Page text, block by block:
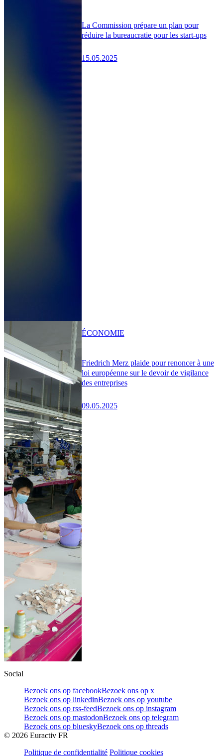
La Commission prépare un plan pour
réduire la bureaucratie pour les start-ups
15.05.2025
Friedrich Merz plaide pour renoncer à une
loi européenne sur le devoir de vigilance
des entreprises
09.05.2025
ÉCONOMIE
Social
Bezoek ons op facebookBezoek ons op x
Bezoek ons op linkedinBezoek ons op youtube
Bezoek ons op rss-feedBezoek ons op instagram
Bezoek ons op mastodonBezoek ons op telegram
Bezoek ons op blueskyBezoek ons op threads
© 2026 Euractiv FR
Politique de confidentialité Politique cookies